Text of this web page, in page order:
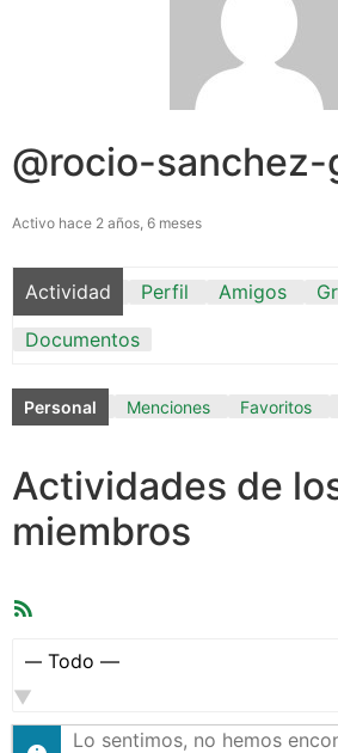
@rocio-sanchez-
Activo hace 2 años, 6 meses
Actividad Perfil Amigos
Documentos
Personal Menciones Favoritos
Actividades de
miembros
Mostrar:
Lo sentimos, no hemos